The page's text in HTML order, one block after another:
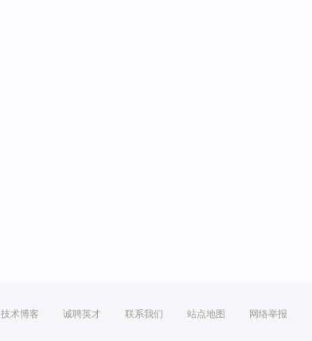
技术博客 诚聘英才 联系我们 站点地图 网络举报